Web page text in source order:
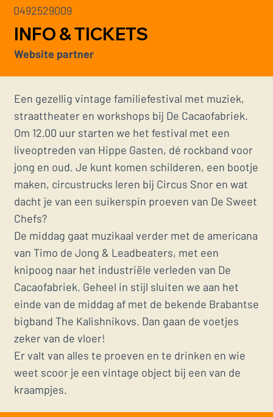
0492529009
INFO & TICKETS
Website partner
Een gezellig vintage familiefestival met muziek,
straattheater en workshops bij De Cacaofabriek.
Om 12.00 uur starten we het festival met een
liveoptreden van Hippe Gasten, dé rockband voor
jong en oud. Je kunt komen schilderen, een bootje
maken, circustrucks leren bij Circus Snor en wat
dacht je van een suikerspin proeven van De Sweet
Chefs?
De middag gaat muzikaal verder met de americana
van Timo de Jong & Leadbeaters, met een
knipoog naar het industriële verleden van De
Cacaofabriek. Geheel in stijl sluiten we aan het
einde van de middag af met de bekende Brabantse
bigband The Kalishnikovs. Dan gaan de voetjes
zeker van de vloer!
Er valt van alles te proeven en te drinken en wie
weet scoor je een vintage object bij een van de
kraampjes.